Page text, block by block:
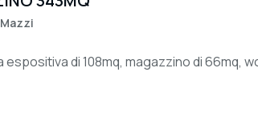
di 108mq, magazzino di 66mq,